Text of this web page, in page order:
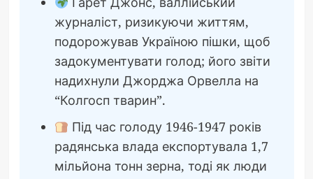
журналіст, ризикуючи життям,
подорожував Україною пішки, щоб
задокументувати голод; його звіти
надихнули Джорджа Орвелла на
“Колгосп тварин”.
Під час голоду 1946-1947 років
радянська влада експортувала 1,7
мільйона тонн зерна, тоді як люди